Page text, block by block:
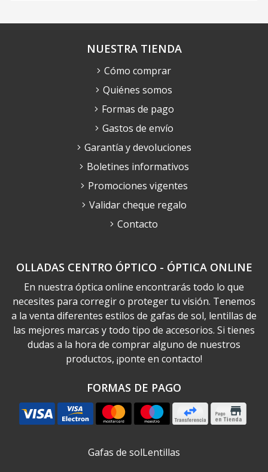
OLLADAS CENTRO ÓPTICO - ÓPTICA ONLINE
En nuestra óptica online encontrarás todo lo que
necesites para corregir o proteger tu visión. Tenemos
a la venta diferentes estilos de gafas de sol, lentillas de
las mejores marcas y todo tipo de accesorios. Si tienes
dudas a la hora de comprar alguno de nuestros
productos, ¡ponte en contacto!
FORMAS DE PAGO
NUESTRA TIENDA
Cómo comprar
Quiénes somos
Formas de pago
Gastos de envío
Garantía y devoluciones
Boletines informativos
Promociones vigentes
Validar cheque regalo
Contacto
Gafas de solLentillas